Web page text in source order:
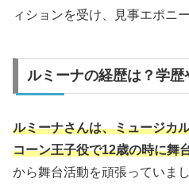
ィションを受け、見事エポニ
ルミーナの経歴は？学
ルミーナさんは、ミュージカ
コーン王子役で12歳の時に舞
から舞台活動を頑張っていまし